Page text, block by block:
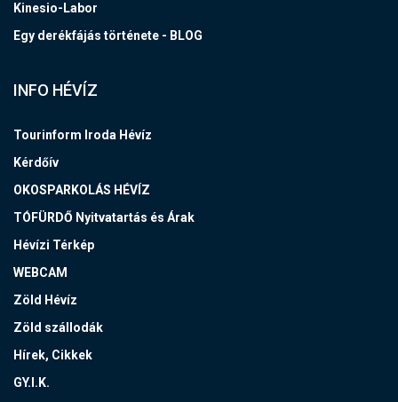
Kinesio-Labor
Egy derékfájás története - BLOG
INFO HÉVÍZ
Tourinform Iroda Hévíz
Kérdőív
OKOSPARKOLÁS HÉVÍZ
TÓFÜRDŐ Nyitvatartás és Árak
Hévízi Térkép
WEBCAM
Zöld Hévíz
Zöld szállodák
Hírek, Cikkek
GY.I.K.